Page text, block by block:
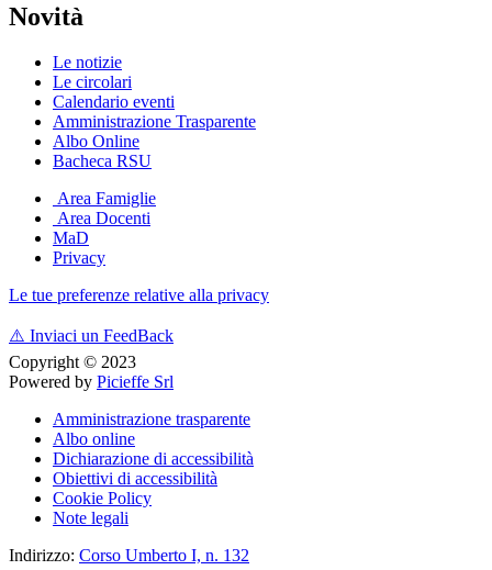
Novità
Le notizie
Le circolari
Calendario eventi
Amministrazione Trasparente
Albo Online
Bacheca RSU
Area Famiglie
Area Docenti
MaD
Privacy
Le tue preferenze relative alla privacy
⚠️ Inviaci un FeedBack
Copyright © 2023
Powered by Picieffe Srl
Amministrazione trasparente
Albo online
Dichiarazione di accessibilità
Obiettivi di accessibilità
Cookie Policy
Note legali
Indirizzo: Corso Umberto I, n. 132